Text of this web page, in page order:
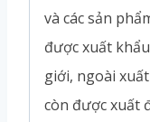
và các sản
được xuất
giới, ngoài
còn được xuất